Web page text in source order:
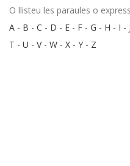
O llisteu les paraules o
A - B - C - D - E - F - G - H - I - J
T - U - V- W - X - Y - Z